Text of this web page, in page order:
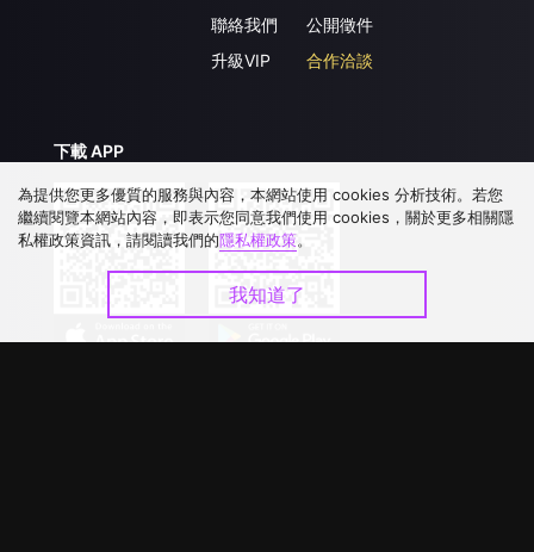
聯絡我們
升級VIP
公開徵件
合作洽談
下載 APP
為提供您更多優質的服務與內容，本網站使用 cookies 分析技術。若您
繼續閱覽本網站內容，即表示您同意我們使用 cookies，關於更多相關隱
私權政策資訊，請閱讀我們的隱私權政策。
我知道了